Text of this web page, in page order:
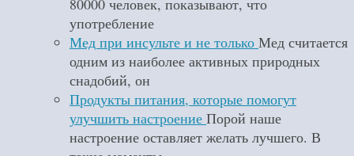
80000 человек, показывают, что
употребление
Мед при инсульте и не только Мед считается
одним из наиболее активных природных
снадобий, он
Продукты питания, которые помогут
улучшить настроение Порой наше
настроение оставляет желать лучшего. В